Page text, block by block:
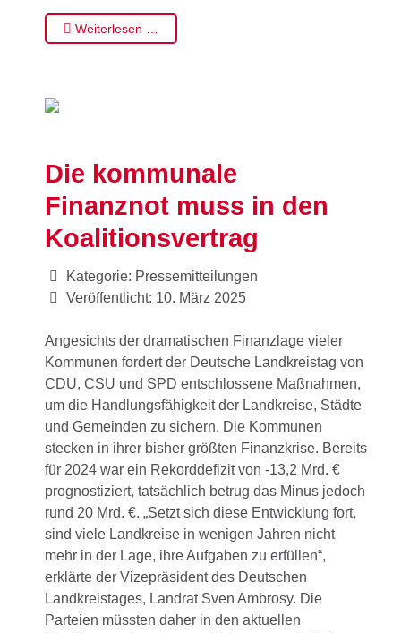
Weiterlesen …
Die kommunale
Finanznot muss in den
Koalitionsvertrag
Kategorie: Pressemitteilungen
Veröffentlicht: 10. März 2025
Angesichts der dramatischen Finanzlage vieler
Kommunen fordert der Deutsche Landkreistag von
CDU, CSU und SPD entschlossene Maßnahmen,
um die Handlungsfähigkeit der Landkreise, Städte
und Gemeinden zu sichern. Die Kommunen
stecken in ihrer bisher größten Finanzkrise. Bereits
für 2024 war ein Rekorddefizit von -13,2 Mrd. €
prognostiziert, tatsächlich betrug das Minus jedoch
rund 20 Mrd. €. „Setzt sich diese Entwicklung fort,
sind viele Landkreise in wenigen Jahren nicht
mehr in der Lage, ihre Aufgaben zu erfüllen“,
erklärte der Vizepräsident des Deutschen
Landkreistages, Landrat Sven Ambrosy. Die
Parteien müssten daher in den aktuellen